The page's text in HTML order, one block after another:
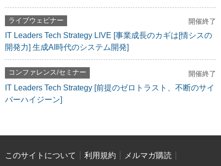
ライブウェビナー 開催終了
IT Leaders Tech Strategy LIVE [事業成長のカギは[情シスの
開発力] 生成AI時代のシステム開発]
コンファレンス/セミナー 開催終了
IT Leaders Tech Strategy [前提のゼロトラスト、不断のサイ
バーハイジーン]
このサイトについて 利用規約
メルマガ購読